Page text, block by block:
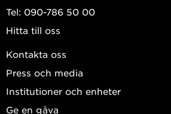
2021-2026:Förskolan som marknad
2025-2028:Rektorers
Tidigare projekt:
Tel: 090-786 50 00
Hitta till oss
Kontakta oss
Press och media
Institutioner och enheter
Ge en gåva